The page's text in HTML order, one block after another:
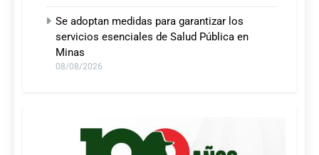
Se adoptan medidas para garantizar los
servicios esenciales de Salud Pública en
Minas
08/08/2026